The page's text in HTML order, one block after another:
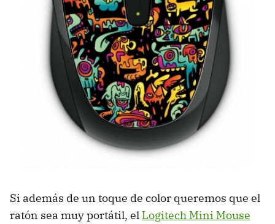
Si además de un toque de color queremos que el
ratón sea muy portátil, el Logitech Mini Mouse